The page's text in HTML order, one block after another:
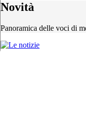
Novità
Panoramica delle voci di